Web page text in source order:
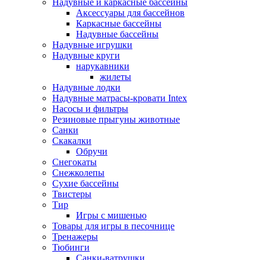
Надувные и каркасные бассейны
Аксессуары для бассейнов
Каркасные бассейны
Надувные бассейны
Надувные игрушки
Надувные круги
нарукавники
жилеты
Надувные лодки
Надувные матрасы-кровати Intex
Насосы и фильтры
Резиновые прыгуны животные
Санки
Скакалки
Обручи
Снегокаты
Снежколепы
Сухие бассейны
Твистеры
Тир
Игры с мишенью
Товары для игры в песочнице
Тренажеры
Тюбинги
Санки-ватрушки